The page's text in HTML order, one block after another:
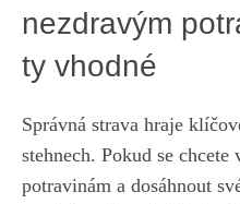
nezdravým⁤
ty vhodné
Správná strava hraje
stehnech. Pokud se
potravinám ‍a dosáhnout